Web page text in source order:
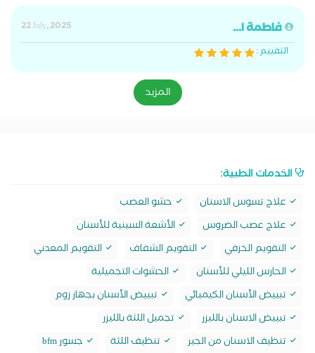
فاطمة ا...
22 July, 2025
التقييم :
المزيد
الخدمات الطبية:
علاج تسوس الاسنان
حشو العصب
علاج عصب الضروس
الأشعة السينية للأسنان
التقويم الخزفي
التقويم الشفاف
التقويم المعدني
الحارس الليلي للأسنان
الحشوات التجميلية
تبييض الأسنان الكيميائي
تبييض الأسنان بجهاز زوم
تبييض الاسنان بالليزر
تجميل اللثة بالليزر
تنظيف الاسنان من الجير
تنظيف اللثة جسور bfm